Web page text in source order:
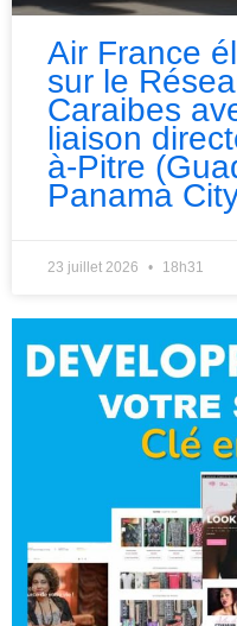
Air France
sur le
Caraibes
liaison
à-Pitre
Panama
23 juillet 2026 18h31